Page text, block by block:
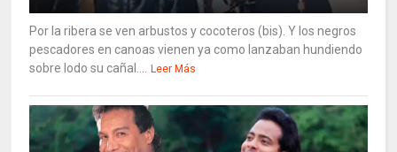
Por la ribera se ven arbustos y cocoteros (bis). Y los negros
pescadores en canoas vienen ya como lanzaban hundiendo
sobre lodo su cañal....
Leer Más